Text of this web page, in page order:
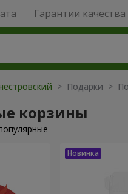
Гарантии качества
> Подарки >
корзины